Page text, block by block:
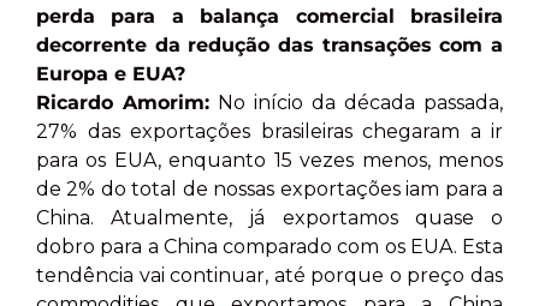
perda para a balança comercial brasileira
decorrente da redução das transações com a
Europa e EUA?
Ricardo Amorim: No início da década passada,
27% das exportações brasileiras chegaram a ir
para os EUA, enquanto 15 vezes menos, menos
de 2% do total de nossas exportações iam para a
China. Atualmente, já exportamos quase o
dobro para a China comparado com os EUA. Esta
tendência vai continuar, até porque o preço das